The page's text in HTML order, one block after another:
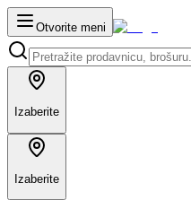
Otvorite meni
Izaberite
Izaberite